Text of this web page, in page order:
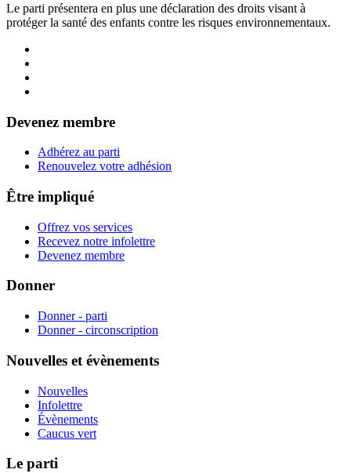
Le parti présentera en plus une déclaration des droits visant à
protéger la santé des enfants contre les risques environnementaux.
Devenez membre
Adhérez au parti
Renouvelez votre adhésion
Être impliqué
Offrez vos services
Recevez notre infolettre
Devenez membre
Donner
Donner - parti
Donner - circonscription
Nouvelles et évènements
Nouvelles
Infolettre
Évènements
Caucus vert
Le parti